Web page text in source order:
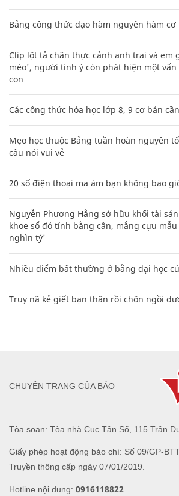
Bảng công thức đạo hàm nguyên hàm
Clip lột tả chân thực cảnh anh trai và em
mèo', người tinh ý còn phát hiện một
con
Các công thức hóa học lớp 8, 9 cơ bản
Mẹo học thuộc Bảng tuần hoàn nguyên
câu nói vui vẻ
20 số điện thoại ma ám bạn không bao
Nguyễn Phương Hằng sở hữu khối tài
khoe sổ đỏ tính bằng cân, mắng cựu
nghìn tỷ'
Nhiều điểm bất thường ở bằng đại học
Truy nã kẻ giết bạn thân rồi chôn ngồi
Tòa soạn: Tòa nhà Cục Tần Số, 115 Trần
Giấy phép hoạt động báo chí: Số 09/GP-
Truyền thông cấp ngày 07/01/2019.
Hotline nội dung: 0916118822
CHUYÊN TRANG CỦA BÁO